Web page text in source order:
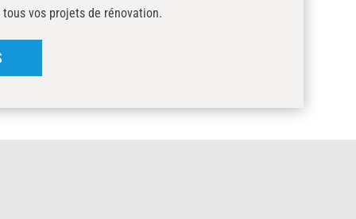
vos projets de rénovation.